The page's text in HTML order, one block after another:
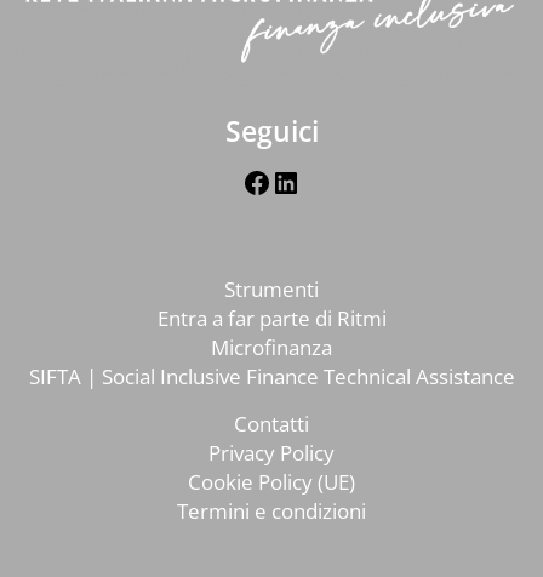
Seguici
Facebook
Strumenti
Entra a far parte di Ritmi
Microfinanza
SIFTA | Social Inclusive Finance Technical Assistance
Contatti
Privacy Policy
Cookie Policy (UE)
Termini e condizioni